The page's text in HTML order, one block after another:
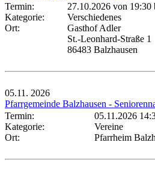
Termin:
27.10.2026 von 19:30
Kategorie:
Verschiedenes
Ort:
Gasthof Adler
St.-Leonhard-Straße 1
86483 Balzhausen
05.11. 2026
Pfarrgemeinde Balzhausen -
Termin:
05.11.2026
Kategorie:
Vereine
Ort:
Pfarrheim